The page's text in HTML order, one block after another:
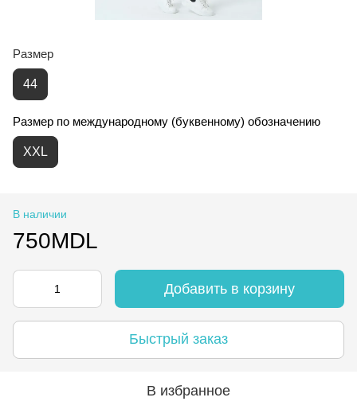
Размер
44
Размер по международному (буквенному) обозначению
XXL
В наличии
750MDL
Добавить в корзину
Быстрый заказ
В избранное